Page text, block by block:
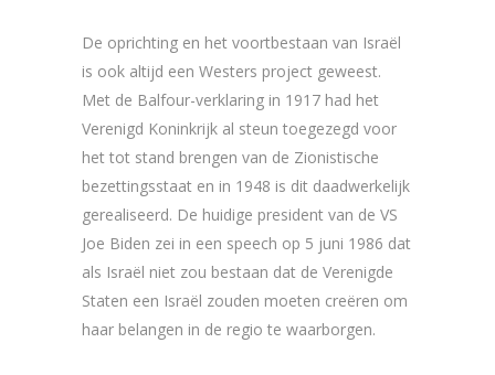
De oprichting en het voortbestaan van Israël
is ook altijd een Westers project geweest.
Met de Balfour-verklaring in 1917 had het
Verenigd Koninkrijk al steun toegezegd voor
het tot stand brengen van de Zionistische
bezettingsstaat en in 1948 is dit daadwerkelijk
gerealiseerd. De huidige president van de VS
Joe Biden zei in een speech op 5 juni 1986 dat
als Israël niet zou bestaan dat de Verenigde
Staten een Israël zouden moeten creëren om
haar belangen in de regio te waarborgen.